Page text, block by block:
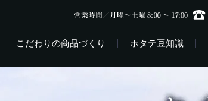
こだわりの商品づくり ホタテ豆知識